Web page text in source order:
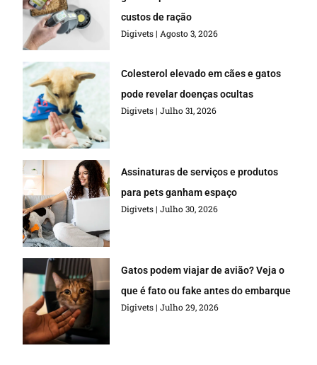
custos de ração
Digivets Agosto 3, 2026
Colesterol elevado em cães e gatos
pode revelar doenças ocultas
Digivets Julho 31, 2026
Assinaturas de serviços e produtos
para pets ganham espaço
Digivets Julho 30, 2026
Gatos podem viajar de avião? Veja o
que é fato ou fake antes do embarque
Digivets Julho 29, 2026